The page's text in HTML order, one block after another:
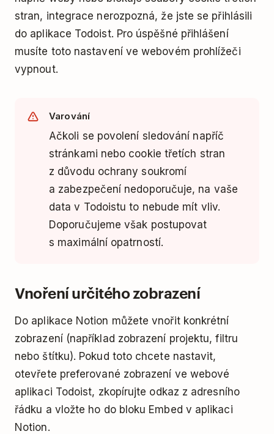
stran, integrace nerozpozná, že jste se přihlásili
do aplikace Todoist. Pro úspěšné přihlášení
musíte toto nastavení ve webovém prohlížeči
vypnout.
Varování
Ačkoli se povolení sledování napříč
stránkami nebo cookie třetích stran
z důvodu ochrany soukromí
a zabezpečení nedoporučuje, na vaše
data v Todoistu to nebude mít vliv.
Doporučujeme však postupovat
s maximální opatrností.
Vnoření určitého zobrazení
Do aplikace Notion můžete vnořit konkrétní
zobrazení (například zobrazení projektu, filtru
nebo štítku). Pokud toto chcete nastavit,
otevřete preferované zobrazení ve webové
aplikaci Todoist, zkopírujte odkaz z adresního
řádku a vložte ho do bloku Embed v aplikaci
Notion.